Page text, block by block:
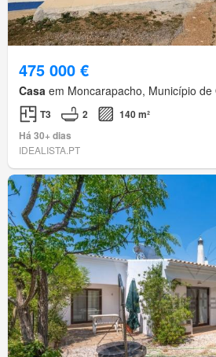
475 000 €
Casa em Moncarapacho, Município
T3 2
140 m²
Há 30+ dias
IDEALISTA.PT